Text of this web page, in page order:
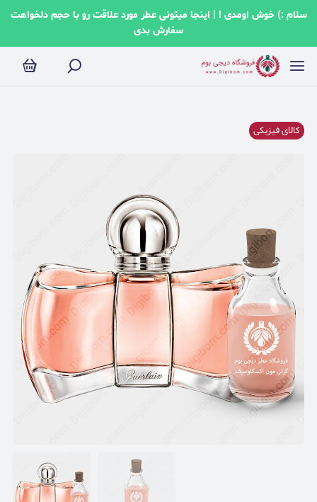
سلام :) خوش اومدی ! | اینجا میتونی عطر مورد علاقت رو با حجم دلخواهت
سفارش بدی
کالای فیزیکی